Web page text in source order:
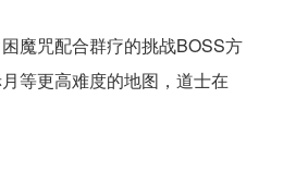
魔咒配合群疗的挑战BOSS方
等更高难度的地图，道士在